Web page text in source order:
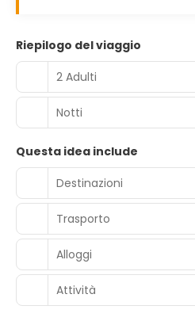
Riepilogo del viaggio
2 Adulti
Notti
Questa idea include
Destinazioni
Trasporto
Alloggi
Attività